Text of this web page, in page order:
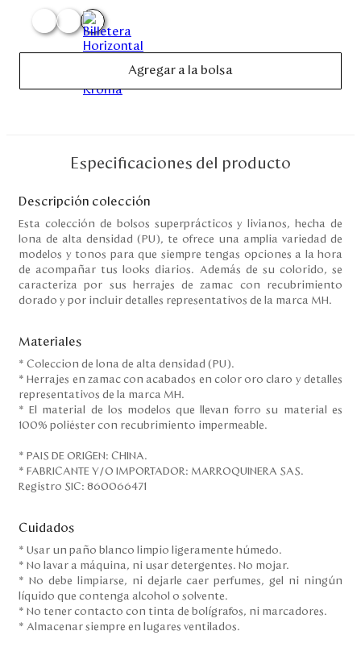
Panamá
USA
Venezuela
Agregar a la bolsa
Especificaciones del producto
Descripción colección
Esta colección de bolsos superprácticos y livianos, hecha de
lona de alta densidad (PU), te ofrece una amplia variedad de
modelos y tonos para que siempre tengas opciones a la hora
de acompañar tus looks diarios. Además de su colorido, se
caracteriza por sus herrajes de zamac con recubrimiento
dorado y por incluir detalles representativos de la marca MH.
Materiales
* Coleccion de lona de alta densidad (PU).
* Herrajes en zamac con acabados en color oro claro y detalles
representativos de la marca MH.
* El material de los modelos que llevan forro su material es
100% poliéster con recubrimiento impermeable.
* PAIS DE ORIGEN: CHINA.
* FABRICANTE Y/O IMPORTADOR: MARROQUINERA SAS.
Registro SIC: 860066471
Cuidados
* Usar un paño blanco limpio ligeramente húmedo.
* No lavar a máquina, ni usar detergentes. No mojar.
* No debe limpiarse, ni dejarle caer perfumes, gel ni ningún
líquido que contenga alcohol o solvente.
* No tener contacto con tinta de bolígrafos, ni marcadores.
* Almacenar siempre en lugares ventilados.